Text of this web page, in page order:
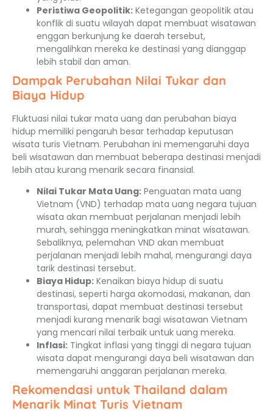
Peristiwa Geopolitik: Ketegangan geopolitik atau
konflik di suatu wilayah dapat membuat wisatawan
enggan berkunjung ke daerah tersebut,
mengalihkan mereka ke destinasi yang dianggap
lebih stabil dan aman.
Dampak Perubahan Nilai Tukar dan
Biaya Hidup
Fluktuasi nilai tukar mata uang dan perubahan biaya
hidup memiliki pengaruh besar terhadap keputusan
wisata turis Vietnam. Perubahan ini memengaruhi daya
beli wisatawan dan membuat beberapa destinasi menjadi
lebih atau kurang menarik secara finansial.
Nilai Tukar Mata Uang: Penguatan mata uang
Vietnam (VND) terhadap mata uang negara tujuan
wisata akan membuat perjalanan menjadi lebih
murah, sehingga meningkatkan minat wisatawan.
Sebaliknya, pelemahan VND akan membuat
perjalanan menjadi lebih mahal, mengurangi daya
tarik destinasi tersebut.
Biaya Hidup: Kenaikan biaya hidup di suatu
destinasi, seperti harga akomodasi, makanan, dan
transportasi, dapat membuat destinasi tersebut
menjadi kurang menarik bagi wisatawan Vietnam
yang mencari nilai terbaik untuk uang mereka.
Inflasi: Tingkat inflasi yang tinggi di negara tujuan
wisata dapat mengurangi daya beli wisatawan dan
memengaruhi anggaran perjalanan mereka.
Rekomendasi untuk Thailand dalam
Menarik Minat Turis Vietnam